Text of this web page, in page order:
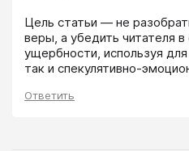
Цель статьи — не
веры, а убедить читателя
ущербности, используя для
так и спекулятивно-
Ответить